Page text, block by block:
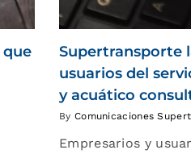
Supertransporte
usuarios del
y acuático
By Comunicaciones
Empresarios y